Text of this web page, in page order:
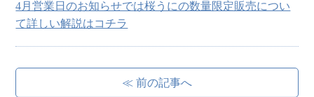
4月営業日のお知らせでは桜うにの数量限定販売につい
て詳しい解説はコチラ
≪ 前の記事へ